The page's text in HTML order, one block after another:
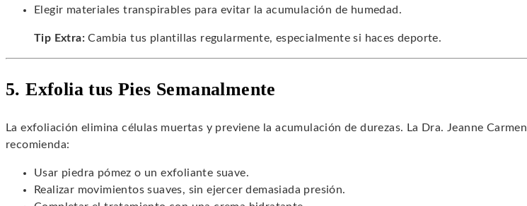
Elegir materiales transpirables para evitar la acumulación de humedad.
Tip Extra: Cambia tus plantillas regularmente, especialmente si haces deporte.
5. Exfolia tus Pies Semanalmente
La exfoliación elimina células muertas y previene la acumulación de durezas. La Dra. Jeanne Carmen
recomienda:
Usar piedra pómez o un exfoliante suave.
Realizar movimientos suaves, sin ejercer demasiada presión.